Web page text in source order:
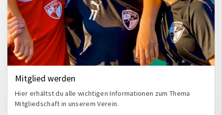
Mitglied werden
Hier erhältst du alle wichtigen Informationen zum Thema
Mitgliedschaft in unserem Verein.